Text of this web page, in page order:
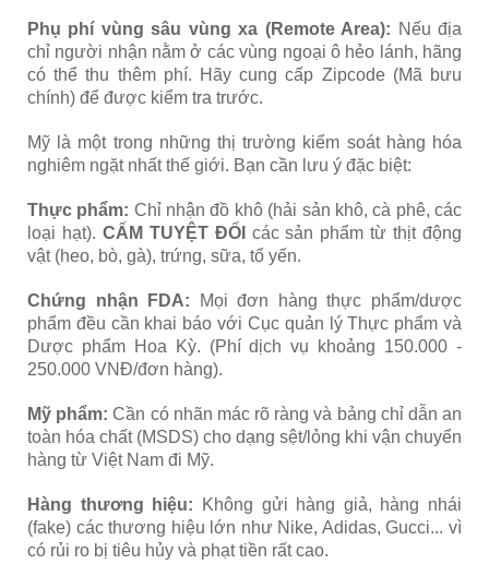
Phụ phí vùng sâu vùng xa (Remote Area): Nếu địa
chỉ người nhận nằm ở các vùng ngoại ô hẻo lánh, hãng
có thể thu thêm phí. Hãy cung cấp Zipcode (Mã bưu
chính) để được kiểm tra trước.
Mỹ là một trong những thị trường kiểm soát hàng hóa
nghiêm ngặt nhất thế giới. Bạn cần lưu ý đặc biệt:
Thực phẩm: Chỉ nhận đồ khô (hải sản khô, cà phê, các
loại hạt). CẤM TUYỆT ĐỐI các sản phẩm từ thịt động
vật (heo, bò, gà), trứng, sữa, tổ yến.
Chứng nhận FDA: Mọi đơn hàng thực phẩm/dược
phẩm đều cần khai báo với Cục quản lý Thực phẩm và
Dược phẩm Hoa Kỳ. (Phí dịch vụ khoảng 150.000 -
250.000 VNĐ/đơn hàng).
Mỹ phẩm: Cần có nhãn mác rõ ràng và bảng chỉ dẫn an
toàn hóa chất (MSDS) cho dạng sệt/lỏng khi vận chuyển
hàng từ Việt Nam đi Mỹ.
Hàng thương hiệu: Không gửi hàng giả, hàng nhái
(fake) các thương hiệu lớn như Nike, Adidas, Gucci... vì
có rủi ro bị tiêu hủy và phạt tiền rất cao.